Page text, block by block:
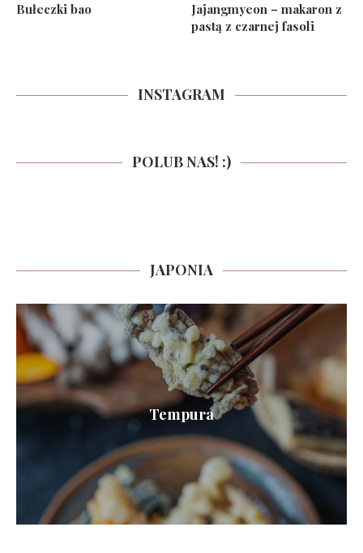
Bułeczki bao
Jajangmyeon – makaron z
pastą z czarnej fasoli
INSTAGRAM
POLUB NAS! :)
JAPONIA
Tempura